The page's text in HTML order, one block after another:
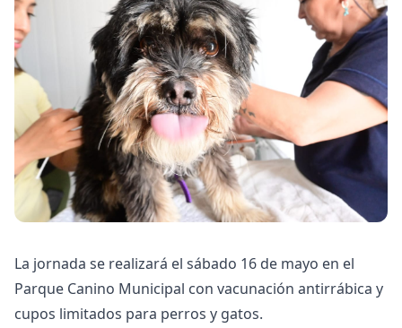
La jornada se realizará el sábado 16 de mayo en el
Parque Canino Municipal con vacunación antirrábica y
cupos limitados para perros y gatos.